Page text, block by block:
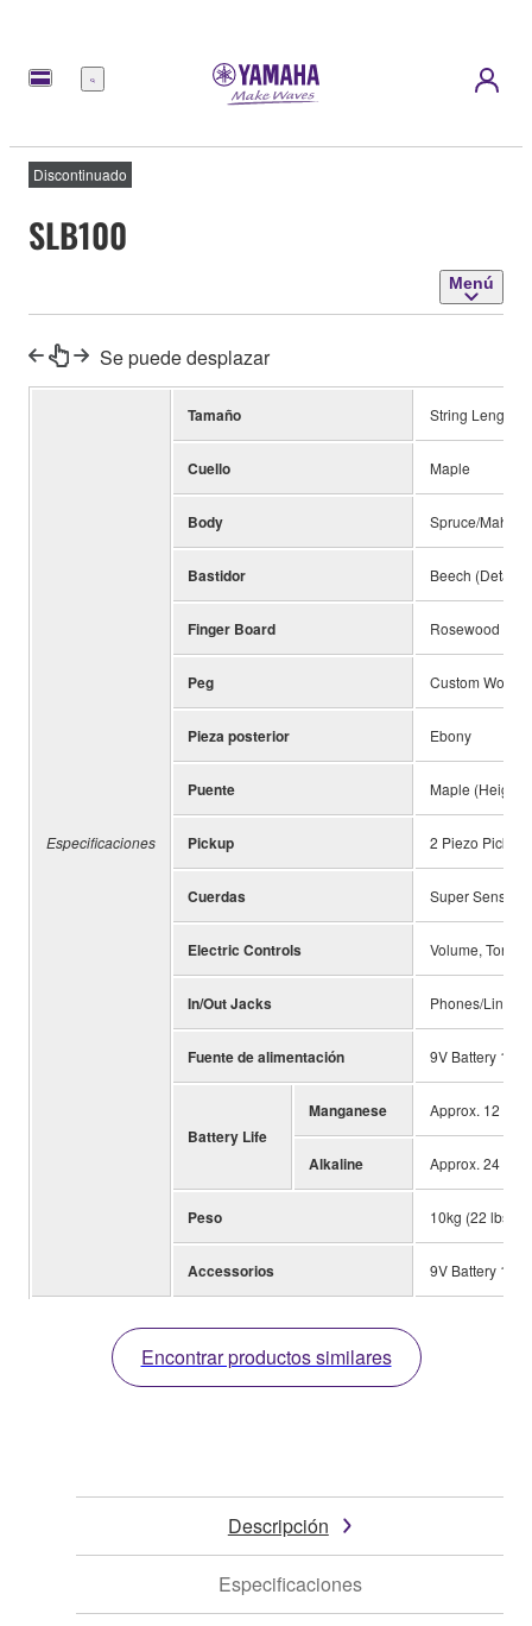
Menú
Discontinuado
SLB100
Menú
Se puede desplazar
Especificaciones
Tamaño String Length
Cuello Maple
Body Spruce/
Bastidor Beech
Finger Board Rosewood
Peg Custom Worm
Pieza posterior Ebony
Puente Maple (Height
Pickup 2 Piezo Pickups
Cuerdas Super
Electric Controls Volume, Tone
In/Out Jacks Phones/Line
Fuente de alimentación 9V Battery
Battery Life
Manganese Approx. 12 hrs
Alkaline Approx. 24 hrs
Peso 10kg (22 lbs.)
Accessorios 9V Battery 1pc.
Encontrar productos similares
Descripción
Especificaciones